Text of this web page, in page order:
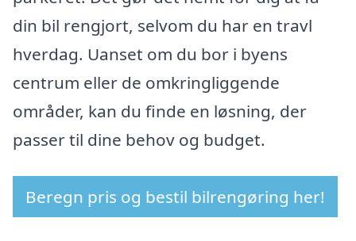
din bil rengjort, selvom du har en travl
hverdag. Uanset om du bor i byens
centrum eller de omkringliggende
områder, kan du finde en løsning, der
passer til dine behov og budget.
Beregn pris og bestil bilrengøring her!